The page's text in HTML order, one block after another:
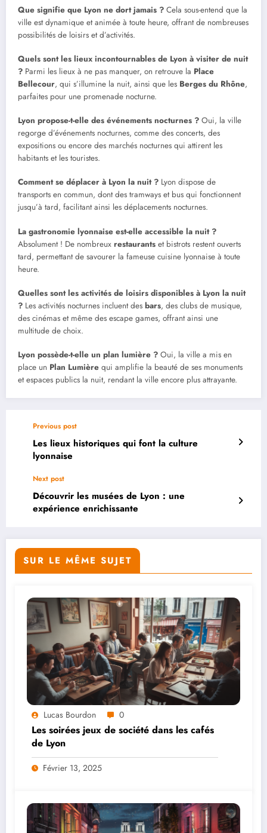
Que signifie que Lyon ne dort jamais ? Cela sous-entend que la
ville est dynamique et animée à toute heure, offrant de nombreuses
possibilités de loisirs et d’activités.
Quels sont les lieux incontournables de Lyon à visiter de nuit
? Parmi les lieux à ne pas manquer, on retrouve la Place
Bellecour, qui s’illumine la nuit, ainsi que les Berges du Rhône,
parfaites pour une promenade nocturne.
Lyon propose-t-elle des événements nocturnes ? Oui, la ville
regorge d’événements nocturnes, comme des concerts, des
expositions ou encore des marchés nocturnes qui attirent les
habitants et les touristes.
Comment se déplacer à Lyon la nuit ? Lyon dispose de
transports en commun, dont des tramways et bus qui fonctionnent
jusqu’à tard, facilitant ainsi les déplacements nocturnes.
La gastronomie lyonnaise est-elle accessible la nuit ?
Absolument ! De nombreux restaurants et bistrots restent ouverts
tard, permettant de savourer la fameuse cuisine lyonnaise à toute
heure.
Quelles sont les activités de loisirs disponibles à Lyon la nuit
? Les activités nocturnes incluent des bars, des clubs de musique,
des cinémas et même des escape games, offrant ainsi une
multitude de choix.
Lyon possède-t-elle un plan lumière ? Oui, la ville a mis en
place un Plan Lumière qui amplifie la beauté de ses monuments
et espaces publics la nuit, rendant la ville encore plus attrayante.
Previous post
Les lieux historiques qui font la culture
lyonnaise
Next post
Découvrir les musées de Lyon : une
expérience enrichissante
SUR LE MÊME SUJET
Lucas Bourdon 0
Les soirées jeux de société dans les cafés
de Lyon
Février 13, 2025